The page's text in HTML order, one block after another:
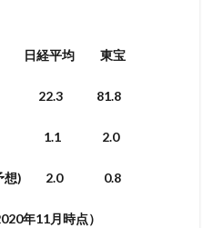
均 東宝
想) 22.3 81.8
) 1.1 2.0
社予想) 2.0 0.8
年11月時点）